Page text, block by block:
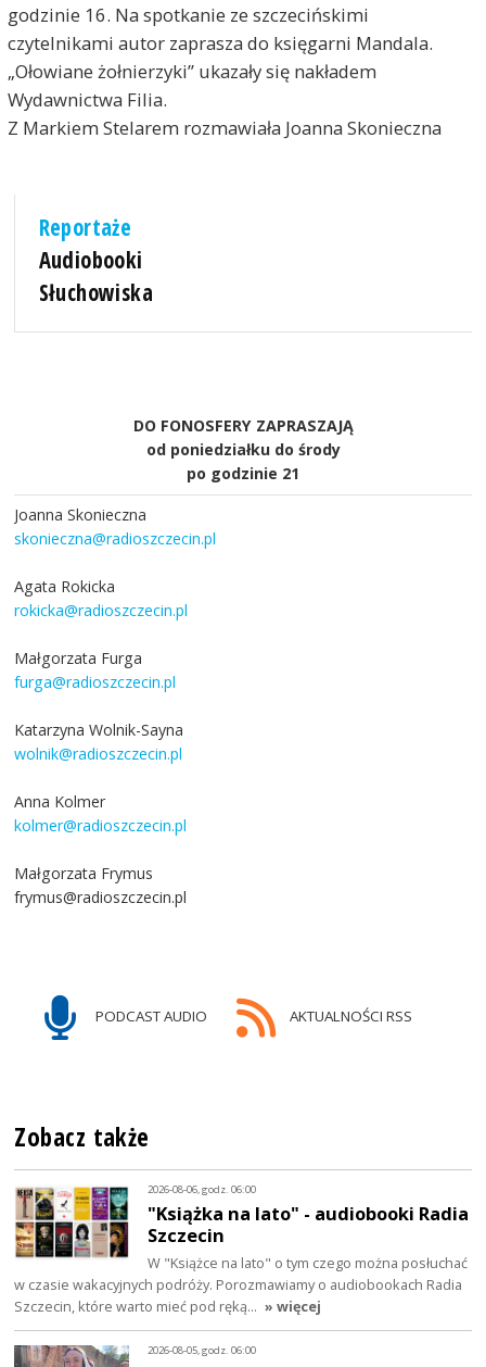
godzinie 16. Na spotkanie ze szczecińskimi
czytelnikami autor zaprasza do księgarni Mandala.
„Ołowiane żołnierzyki” ukazały się nakładem
Wydawnictwa Filia.
Z Markiem Stelarem rozmawiała Joanna Skonieczna
Reportaże
Audiobooki
Słuchowiska
DO FONOSFERY ZAPRASZAJĄ
od poniedziałku do środy
po godzinie 21
Joanna Skonieczna
skonieczna@radioszczecin.pl
Agata Rokicka
rokicka@radioszczecin.pl
Małgorzata Furga
furga@radioszczecin.pl
Katarzyna Wolnik-Sayna
wolnik@radioszczecin.pl
Anna Kolmer
kolmer@radioszczecin.pl
Małgorzata Frymus
frymus@radioszczecin.pl
PODCAST AUDIO AKTUALNOŚCI RSS
Zobacz także
2026-08-06, godz. 06:00
"Książka na lato" - audiobooki Radia
Szczecin
W "Książce na lato" o tym czego można posłuchać
w czasie wakacyjnych podróży. Porozmawiamy o audiobookach Radia
Szczecin, które warto mieć pod ręką… » więcej
2026-08-05, godz. 06:00